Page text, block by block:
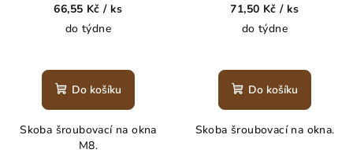
66,55 Kč / ks
do týdne
Do košíku
Skoba šroubovací na okna
M8.
71,50 Kč / ks
do týdne
Do košíku
Skoba šroubovací na okna.